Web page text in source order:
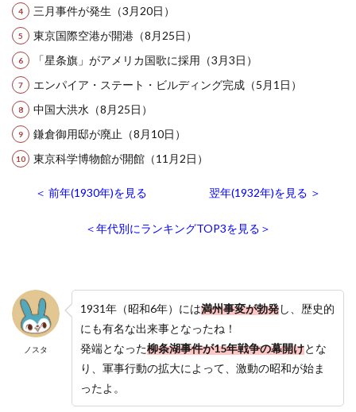
三月事件が発生（3月20日）
東京国際空港が開港（8月25日）
「星条旗」がアメリカ国歌に採用（3月3日）
エンパイア・ステート・ビルディング完成（5月1日）
中国大洪水（8月25日）
鎌倉御用邸が廃止（8月10日）
東京科学博物館が開館（11月2日）
＜ 前年(1930年)を見る 翌年(1932年)を見る ＞
＜年代別にランキングTOP3を見る＞
ノスタ
1931年（昭和6年）には満州事変が勃発し、歴史的
にも有名な出来事となったね！
発端となった柳条湖事件が15年戦争の幕開けとな
り、軍事行動の拡大によって、激動の昭和が始ま
ったよ。